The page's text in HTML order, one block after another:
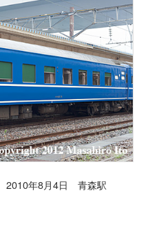
年8月4日 青森駅